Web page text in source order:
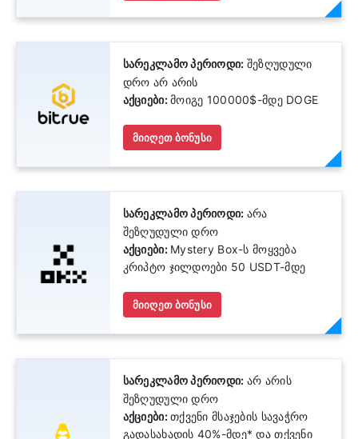
სარეკლამო პერიოდი: შეზღუდული
დრო არ არის
აქციები:მოიგე 100000$-მდე DOGE
მიიღეთ ბონუსი
სარეკლამო პერიოდი: არა
შეზღუდული დრო
აქციები: Mystery Box-ს მოყვება
კრიპტო ჯილდოები 50 USDT-მდე
მიიღეთ ბონუსი
სარეკლამო პერიოდი: არ არის
შეზღუდული დრო
აქციები:თქვენი მსაჯების სავაჭრო
გადასახადის 40%-მდე* და თქვენი